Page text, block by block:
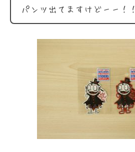
パンツ出てますけどーー！！